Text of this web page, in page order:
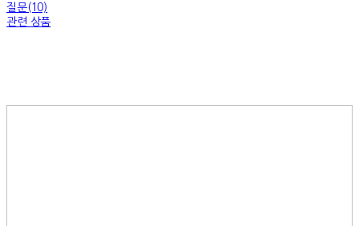
질문(10)
관련 상품